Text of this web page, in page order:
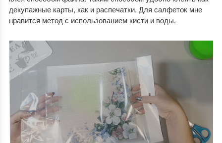
декупажные карты, как и распечатки. Для салфеток мне
нравится метод с использованием кисти и воды.